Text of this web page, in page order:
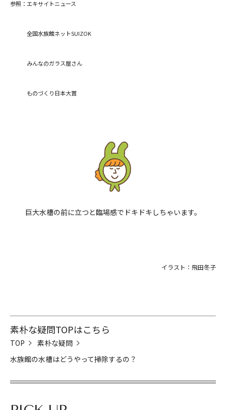
参照： エキサイトニュース
全国水族館ネットSUIZOK
みんなのガラス屋さん
ものづくり日本大賞
巨大水槽の前に立つと臨場感でドキドキしちゃいます。
イラスト：飛田冬子
素朴な疑問TOPはこちら
TOP
素朴な疑問
水族館の水槽はどうやって掃除するの？